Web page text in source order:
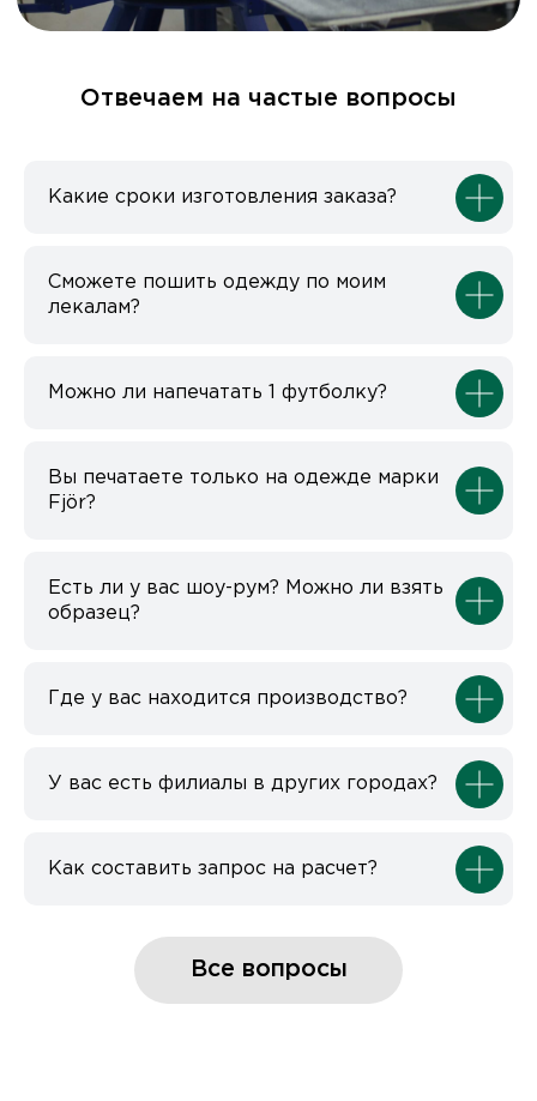
Отвечаем на частые вопросы
Какие сроки изготовления заказа?
Сможете пошить одежду по моим
лекалам?
Можно ли напечатать 1 футболку?
Вы печатаете только на одежде марки
Fjör?
Есть ли у вас шоу-рум? Можно ли взять
образец?
Где у вас находится производство?
У вас есть филиалы в других городах?
Как составить запрос на расчет?
НИЖНИЙ НОВГОРОД, ПЕР. НАРТОВА, 2Б
+7 (831) 437-89-00